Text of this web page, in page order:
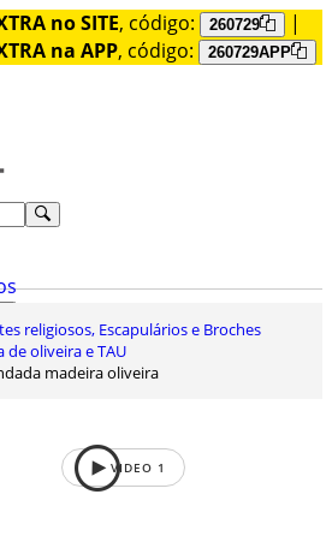
no SITE, código: 260729
|
na APP, código: 260729APP
religiosos, Escapulários e Broches
de oliveira e TAU
madeira oliveira
VIDEO 1